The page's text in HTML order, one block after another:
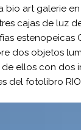
bio art galerie
cajas de luz
estenopeicas
dos objetos
ellos con dos
del fotolibro